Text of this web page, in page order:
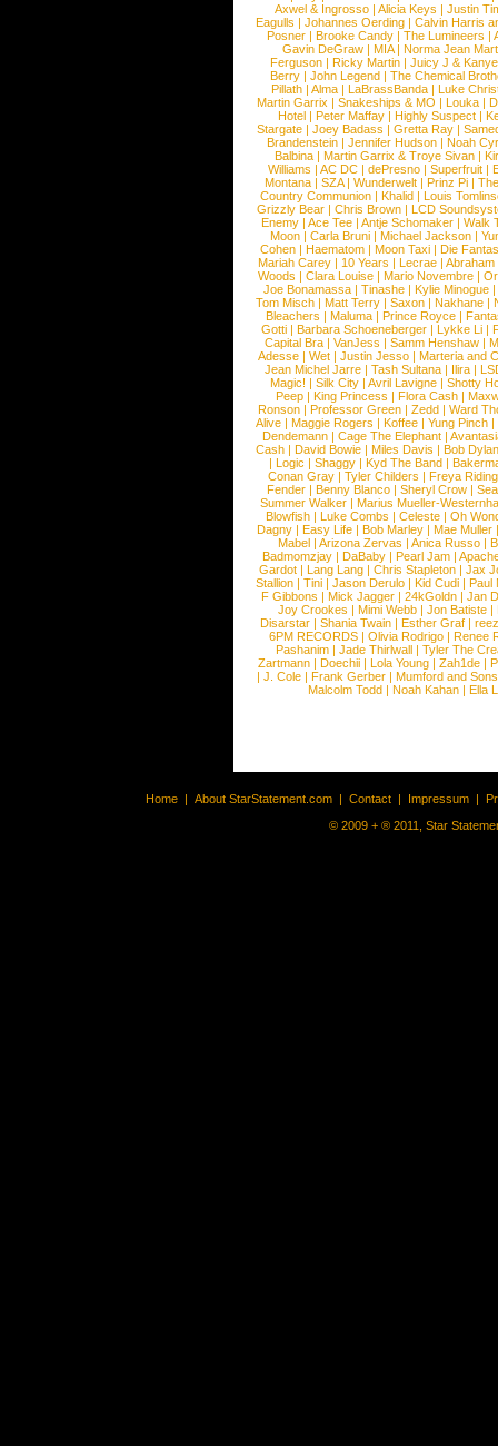
Axwel & Ingrosso | Alicia Keys | Justin
Eagulls |Johannes Oerding |Calvin Harris
Posner |Brooke Candy |The Lumineers |
Gavin DeGraw | MIA| Norma Jean
Ferguson | Ricky Martin | Juicy J &
Berry | John Legend | The Chemical
Pillath |Alma |LaBrassBanda |Luke
Martin Garrix | Snakeships & MO | Louka |
Hotel | Peter Maffay | Highly Suspect |
Stargate |Joey Badass |Gretta Ray |
Brandenstein |Jennifer Hudson |Noah
Balbina | Martin Garrix & Troye Sivan |
Williams |AC DC |dePresno |Superfruit |
Montana |SZA|Wunderwelt |Prinz Pi |
Country Communion | Khalid | Louis
Grizzly Bear | Chris Brown | LCD
Enemy | Ace Tee | Antje Schomaker | Walk
Moon |Carla Bruni |Michael Jackson |
Cohen |Haematom |Moon Taxi |Die
Mariah Carey | 10 Years | Lecrae | Abraham
Woods |Clara Louise |Mario Novembre |
Joe Bonamassa | Tinashe | Kylie Minogue |
Tom Misch |Matt Terry |Saxon |Nakhane |
Bleachers | Maluma | Prince Royce |
Gotti |Barbara Schoeneberger |Lykke Li |
Capital Bra |VanJess |Samm Henshaw |
Adesse |Wet |Justin Jesso |Marteria and
Jean Michel Jarre |Tash Sultana | Ilira |
Magic! | Silk City | Avril Lavigne | Shotty
Peep |King Princess |Flora Cash |
Ronson |Professor Green |Zedd |Ward
Alive |Maggie Rogers |Koffee |Yung Pinch |
Dendemann |Cage The Elephant |
Cash | David Bowie | Miles Davis | Bob Dylan
|Logic |Shaggy |Kyd The Band |
Conan Gray |Tyler Childers |Freya
Fender |Benny Blanco |Sheryl Crow |
Summer Walker |Marius Mueller-
Blowfish | Luke Combs | Celeste | Oh
Dagny |Easy Life |Bob Marley |Mae Muller
Mabel |Arizona Zervas |Anica Russo |
Badmomzjay |DaBaby |Pearl Jam |
Gardot | Lang Lang | Chris Stapleton | Jax
Stallion |Tini |Jason Derulo |Kid Cudi |Paul
F Gibbons | Mick Jagger | 24kGoldn | Jan
Joy Crookes | Mimi Webb | Jon Batiste |
Disarstar | Shania Twain | Esther Graf |
6PM RECORDS | Olivia Rodrigo | Renee
Pashanim |Jade Thirlwall |Tyler The
Zartmann | Doechii | Lola Young | Zah1de |
| J. Cole | Frank Gerber | Mumford and Sons
Malcolm Todd | Noah Kahan | Ella
Home | About StarStatement.com | Contact | Impressum |
© 2009 + ® 2011, Star